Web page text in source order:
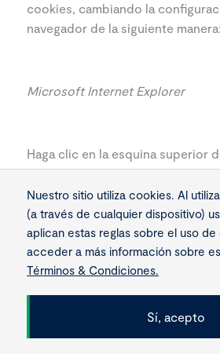
cookies, cambiando la
navegador de la siguiente manera:
Microsoft Internet Explorer
Haga clic en la esquina superior
seleccione "Configuración de
ventana emergente que
"Privacidad": el Usuario puede
configuración de cookies aquí.
Google Chrome
Nuestro sitio utiliza cookies. Al
(a través de cualquier dispositivo)
aplican estas reglas sobre el uso
acceder a más información sobre
Términos & Condiciones.
Sí, acepto